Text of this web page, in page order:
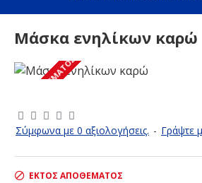
Μάσκα ενηλίκων καρώ
ΕΚΤΌΣ ΑΠΟΘΈΜΑΤΟΣ
Σύμφωνα με 0 αξιολογήσεις. - Γράψτε
ΕΚΤΌΣ ΑΠΟΘΈΜΑΤΟΣ